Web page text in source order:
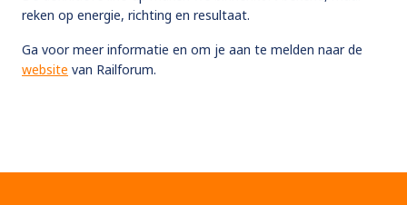
reken op energie, richting en resultaat.
Ga voor meer informatie en om je aan te melden naar de
website van Railforum.